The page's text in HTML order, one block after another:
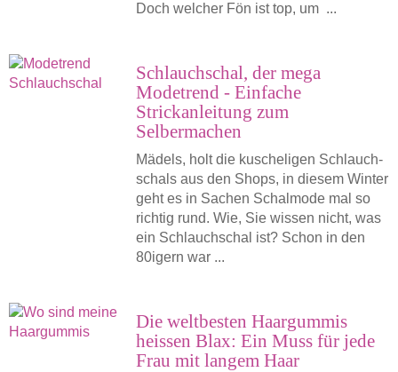
Doch welcher Fön ist top, um ...
Schlauchschal, der mega
Modetrend - Einfache
Strickanleitung zum
Selbermachen
Mädels, holt die kuscheligen Schlauch­
schals aus den Shops, in diesem Winter
geht es in Sachen Schalmode mal so
richtig rund. Wie, Sie wissen nicht, was
ein Schlauchschal ist? Schon in den
80igern war ...
Die weltbesten Haargummis
heissen Blax: Ein Muss für jede
Frau mit langem Haar